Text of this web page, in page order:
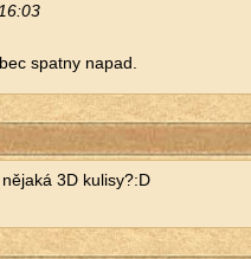
spat­ny napad.
3D ku­li­sy?:D